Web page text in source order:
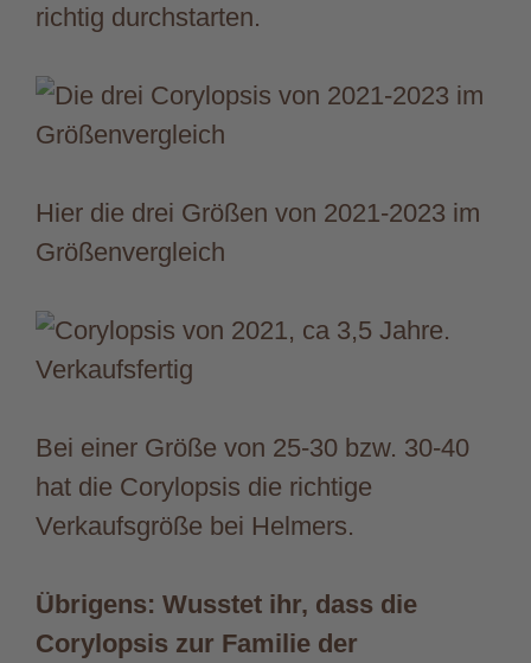
richtig durchstarten.
Hier die drei Größen von 2021-2023 im
Größenvergleich
Bei einer Größe von 25-30 bzw. 30-40
hat die Corylopsis die richtige
Verkaufsgröße bei Helmers.
Übrigens: Wusstet ihr, dass die
Corylopsis zur Familie der